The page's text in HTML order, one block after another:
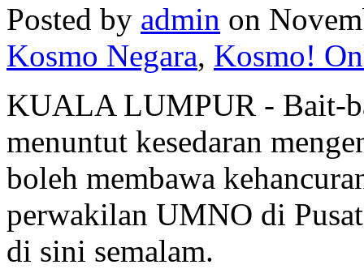
Posted by admin on
Kosmo Negara, Kosmo!
KUALA LUMPUR - Bait-
menuntut kesedaran
boleh membawa
perwakilan UMNO di
di sini semalam.